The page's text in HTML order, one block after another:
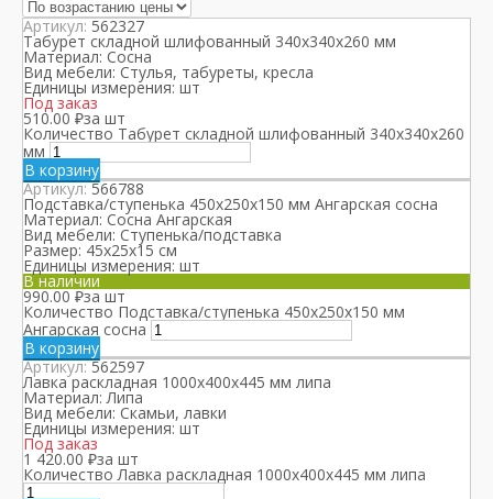
Артикул:562327
Табурет складной шлифованный 340х340х260 мм
Материал: Сосна
Вид мебели: Стулья, табуреты, кресла
Единицы измерения: шт
Под заказ
510.00 ₽за шт
Количество Табурет складной шлифованный 340х340х260
мм
В корзину
Артикул:566788
Подставка/ступенька 450х250х150 мм Ангарская сосна
Материал: Сосна Ангарская
Вид мебели: Ступенька/подставка
Размер: 45х25х15 см
Единицы измерения: шт
В наличии
990.00₽за шт
Количество Подставка/ступенька 450х250х150 мм
Ангарская сосна
В корзину
Артикул:562597
Лавка раскладная 1000х400х445 мм липа
Материал: Липа
Вид мебели: Скамьи, лавки
Единицы измерения:шт
Под заказ
1 420.00 ₽за шт
Количество Лавка раскладная 1000х400х445 мм липа